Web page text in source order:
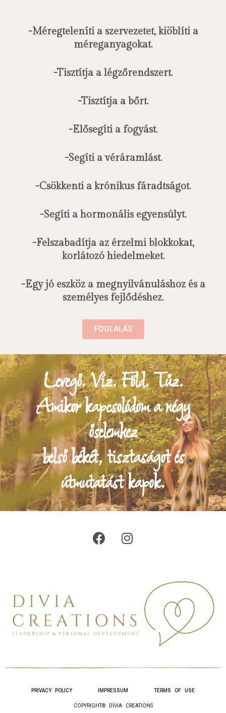
-Méregteleníti a szervezetet, kiöblíti a
méreganyagokat.
-Tisztítja a légzőrendszert.
-Tisztítja a bőrt.
-Elősegíti a fogyást.
-Segíti a véráramlást.
-Csökkenti a krónikus fáradtságot.
-Segíti a hormonális egyensúlyt.
-Felszabadítja az érzelmi blokkokat,
korlátozó hiedelmeket.
-Egy jó eszköz a megnyilvánuláshoz és a
személyes fejlődéshez.
FOGLALÁS
Levegő. Víz. Föld. Tűz.
Amikor kapcsolódom a négy
őselemhez
belső békét, tisztaságot és
útmutatást kapok.
PRIVACY POLICY IMPRESSUM TERMS OF USE
COPYRIGHT© DIVIA CREATIONS